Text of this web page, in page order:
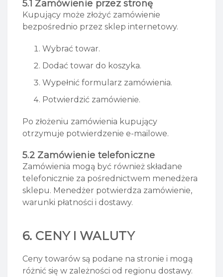
5.1 Zamówienie przez stronę
Kupujący może złożyć zamówienie
bezpośrednio przez sklep internetowy.
Wybrać towar.
Dodać towar do koszyka.
Wypełnić formularz zamówienia.
Potwierdzić zamówienie.
Po złożeniu zamówienia kupujący
otrzymuje potwierdzenie e-mailowe.
5.2 Zamówienie telefoniczne
Zamówienia mogą być również składane
telefonicznie za pośrednictwem menedżera
sklepu. Menedżer potwierdza zamówienie,
warunki płatności i dostawy.
6. CENY I WALUTY
Ceny towarów są podane na stronie i mogą
różnić się w zależności od regionu dostawy.